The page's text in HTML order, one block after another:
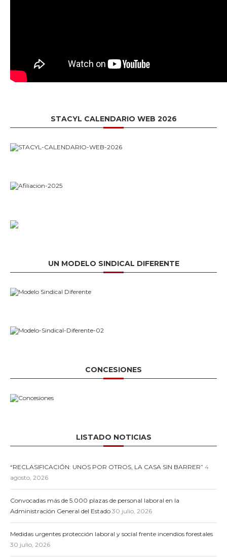
STACYL CALENDARIO WEB 2026
UN MODELO SINDICAL DIFERENTE
CONCESIONES
LISTADO NOTICIAS
“RECLASIFICACIÓN: UNOS POR OTROS, LA CASA SIN BARRER” 4
agosto, 2026
Convocadas más de 5.000 plazas de personal laboral en la
Administración General del Estado 30 julio, 2026
Medidas urgentes protección laboral y social frente incendios forestales
30 julio, 2026